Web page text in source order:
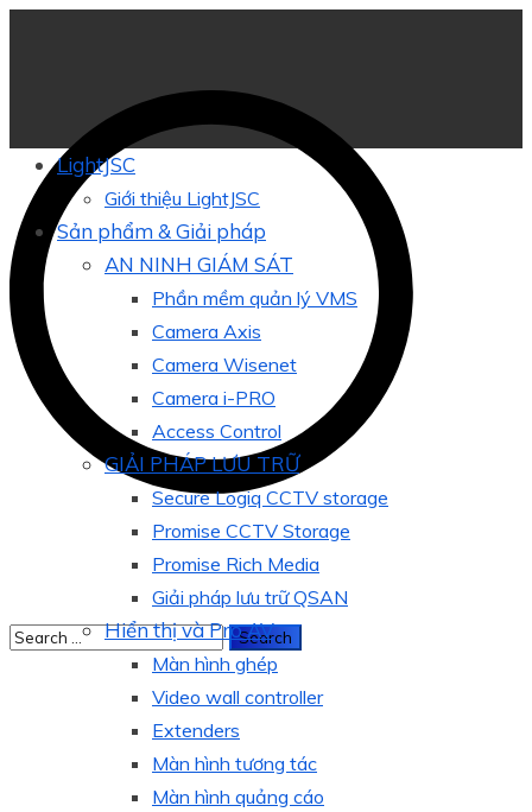
LightJSC
Giới thiệu LightJSC
Sản phẩm & Giải pháp
AN NINH GIÁM SÁT
Phần mềm quản lý VMS
Camera Axis
Camera Wisenet
Camera i-PRO
Access Control
GIẢI PHÁP LƯU TRỮ
Secure Logiq CCTV storage
Promise CCTV Storage
Promise Rich Media
Giải pháp lưu trữ QSAN
Hiển thị và Pro AV
Màn hình ghép
Video wall controller
Extenders
Màn hình tương tác
Màn hình quảng cáo